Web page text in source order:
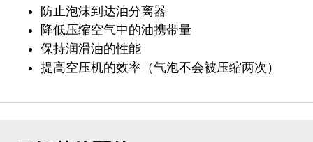
防止泡沫到达油分离器
降低压缩空气中的油携带量
保持润滑油的性能
提高空压机的效率（气泡不会被压缩两次）